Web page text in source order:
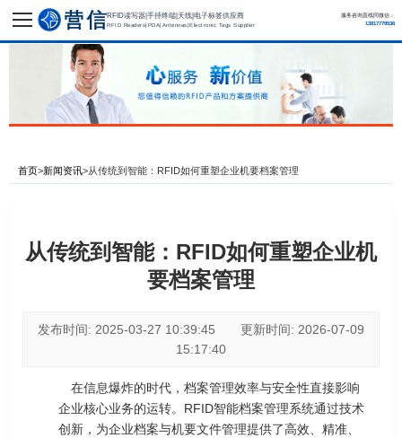
RFID读写器|手持终端|天线|电子标签供应商
RFID Readers|PDA|Antennas|Electronic Tags Supplier
服务咨询直线同微信：
13817779536
首页>新闻资讯>从传统到智能：RFID如何重塑企业机要档案管理
从传统到智能：RFID如何重塑企业机
要档案管理
发布时间: 2025-03-27 10:39:45 更新时间: 2026-07-09
15:17:40
在信息爆炸的时代，档案管理效率与安全性直接影响
企业核心业务的运转。RFID智能档案管理系统通过技术
创新，为企业档案与机要文件管理提供了高效、精准、